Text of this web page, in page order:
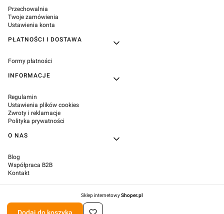
Przechowalnia
Twoje zamówienia
Ustawienia konta
PŁATNOŚCI I DOSTAWA
Formy płatności
INFORMACJE
Regulamin
Ustawienia plików cookies
Zwroty i reklamacje
Polityka prywatności
O NAS
Blog
Współpraca B2B
Kontakt
Sklep internetowyShoper.pl
Dodaj do koszyka